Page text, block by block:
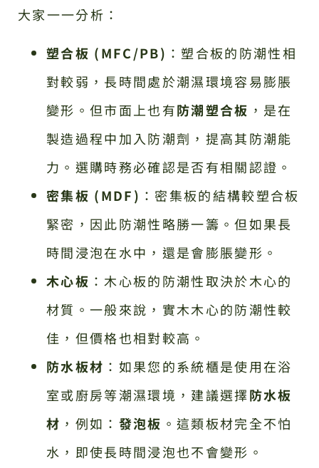
大家一一分析：
塑合板 (MFC/PB) ：塑合板的防潮性相
對較弱，長時間處於潮濕環境容易膨脹
變形。但市面上也有防潮塑合板 ，是在
製造過程中加入防潮劑，提高其防潮能
力。選購時務必確認是否有相關認證。
密集板 (MDF) ：密集板的結構較塑合板
緊密，因此防潮性略勝一籌。但如果長
時間浸泡在水中，還是會膨脹變形。
木心板 ：木心板的防潮性取決於木心的
材質。一般來說，實木木心的防潮性較
佳，但價格也相對較高。
防水板材 ：如果您的系統櫃是使用在浴
室或廚房等潮濕環境，建議選擇防水板
材 ，例如： 發泡板 。這類板材完全不怕
水，即使長時間浸泡也不會變形。